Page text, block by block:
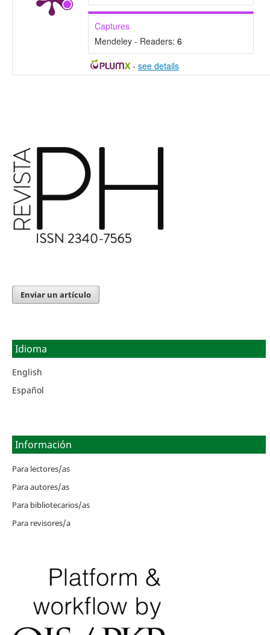
Captures
Mendeley - Readers: 6
- see details
Enviar un artículo
Idioma
English
Español
Información
Para lectores/as
Para autores/as
Para bibliotecarios/as
Para revisores/a